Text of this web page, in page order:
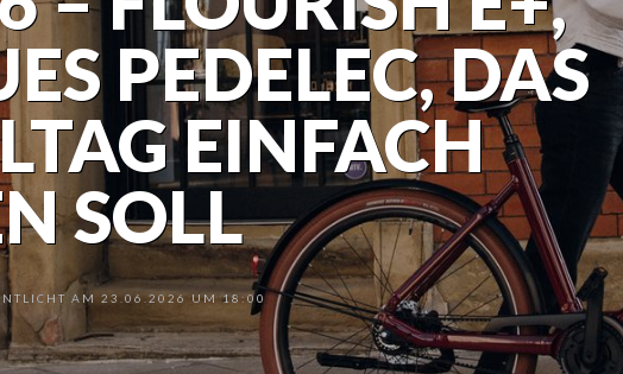
PEDELEC, DAS
EINFACH
SOLL
AM 23.06.2026 UM 18:00